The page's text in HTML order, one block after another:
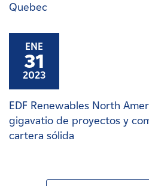
Quebec
ENE
31
2023
EDF Renewables North
gigavatio de proyectos y
cartera sólida